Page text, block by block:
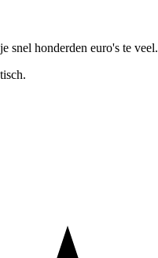
snel honderden euro's te veel.